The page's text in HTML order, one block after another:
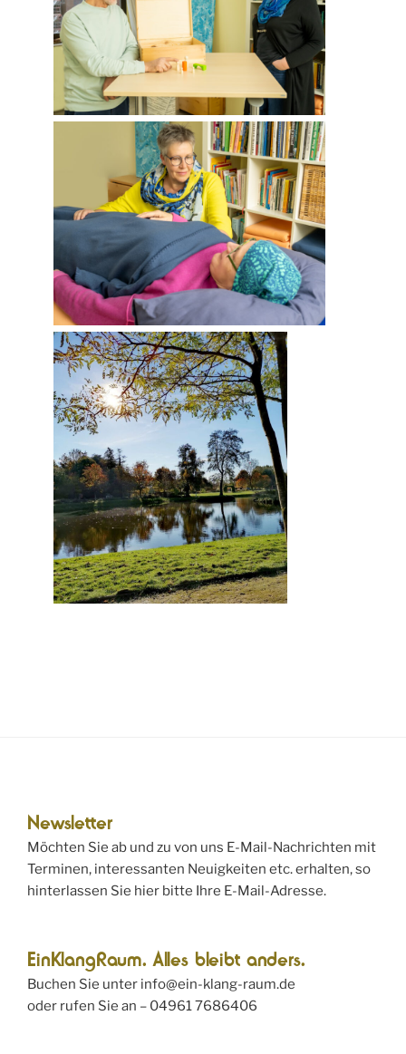
Newsletter
Möchten Sie ab und zu von uns E-Mail-Nachrichten mit
Terminen, interessanten Neuigkeiten etc. erhalten, so
hinterlassen Sie hier bitte Ihre E-Mail-Adresse.
EinKlangRaum. Alles bleibt anders.
Buchen Sie unter info@ein-klang-raum.de
oder rufen Sie an – 04961 7686406